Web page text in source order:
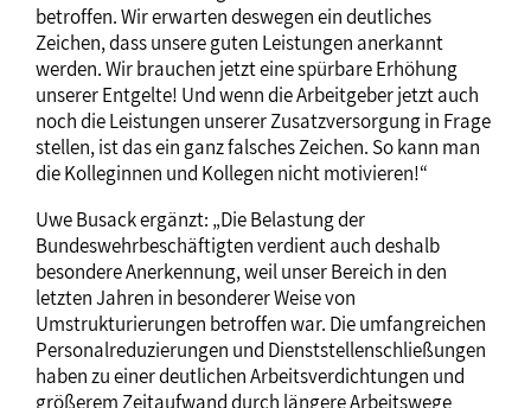
betroffen. Wir erwarten deswegen ein deutliches
Zeichen, dass unsere guten Leistungen anerkannt
werden. Wir brauchen jetzt eine spürbare Erhöhung
unserer Entgelte! Und wenn die Arbeitgeber jetzt auch
noch die Leistungen unserer Zusatzversorgung in Frage
stellen, ist das ein ganz falsches Zeichen. So kann man
die Kolleginnen und Kollegen nicht motivieren!“
Uwe Busack ergänzt: „Die Belastung der
Bundeswehrbeschäftigten verdient auch deshalb
besondere Anerkennung, weil unser Bereich in den
letzten Jahren in besonderer Weise von
Umstrukturierungen betroffen war. Die umfangreichen
Personalreduzierungen und Dienststellenschließungen
haben zu einer deutlichen Arbeitsverdichtungen und
größerem Zeitaufwand durch längere Arbeitswege